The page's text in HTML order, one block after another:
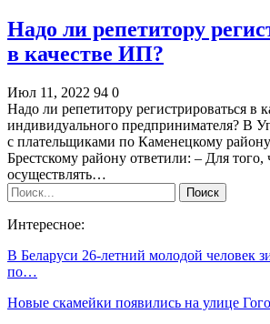
Надо ли репетитору
в качестве ИП?
Июл 11, 2022 94 0
Надо ли репетитору регистрироваться в
индивидуального предпринимателя? В
с плательщиками по Каменецкому
Брестскому району ответили: – Для того,
осуществлять…
Интересное:
В Беларуси 26-летний молодой человек
по…
Новые скамейки появились на улице